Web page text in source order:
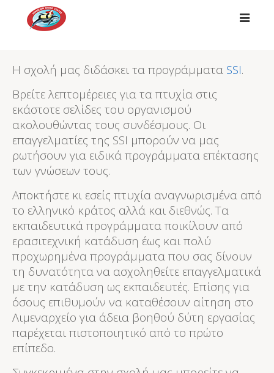
Η σχολή μας διδάσκει τα προγράμματα SSI.
Βρείτε λεπτομέρειες για τα πτυχία στις
εκάστοτε σελίδες του οργανισμού
ακολουθώντας τους συνδέσμους. Οι
επαγγελματίες της SSI μπορούν να μας
ρωτήσουν για ειδικά προγράμματα επέκτασης
των γνώσεων τους.
Αποκτήστε κι εσείς πτυχία αναγνωρισμένα από
το ελληνικό κράτος αλλά και διεθνώς. Τα
εκπαιδευτικά προγράμματα ποικίλουν από
ερασιτεχνική κατάδυση έως και πολύ
προχωρημένα προγράμματα που σας δίνουν
τη δυνατότητα να ασχοληθείτε επαγγελματικά
με την κατάδυση ως εκπαιδευτές. Επίσης για
όσους επιθυμούν να καταθέσουν αίτηση στο
Λιμεναρχείο για άδεια βοηθού δύτη εργασίας
παρέχεται πιστοποιητικό από το πρώτο
επίπεδο.